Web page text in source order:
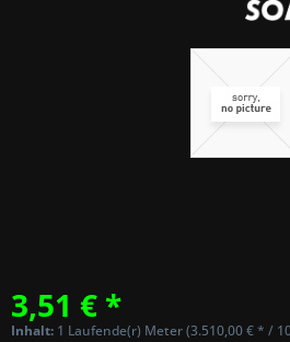
3,51 € *
Inhalt: 1 Laufende(r) Meter (3.510,00 € * /